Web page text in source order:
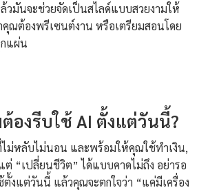
วมันจะช่วยจัดเป็นสไลด์แบบสวยงามให้
ณต้องพรีเซนต์งาน หรือเตรียมสอนโดย
แผ่น
องรีบใช้ AI ตั้งแต่วันนี้?
ม่หลับไม่นอน และพร้อมให้คุณใช้ทำเงิน,
“เปลี่ยนชีวิต” ได้แบบคาดไม่ถึง อย่ารอ
ตั้งแต่วันนี้ แล้วคุณจะตกใจว่า “แค่มีเครื่อง